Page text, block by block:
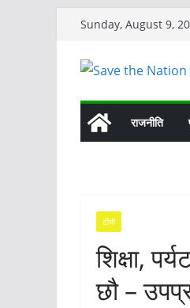
content
Sunday, August 9,
राजनीति
टीभी
शिक्षा,
छौ –